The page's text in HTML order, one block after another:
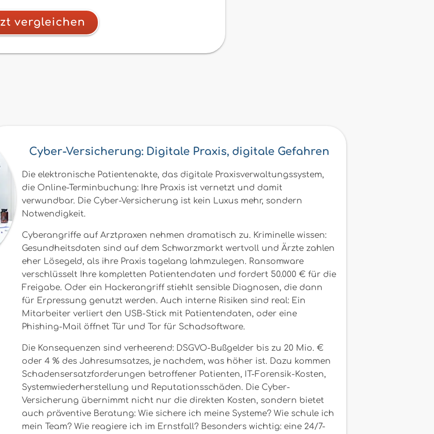
vergleichen
Cyber-Versicherung: Digitale Praxis, digitale Gefahren
Die elektronische Patientenakte, das digitale Praxisverwaltungssystem,
die Online-Terminbuchung: Ihre Praxis ist vernetzt und damit
verwundbar. Die Cyber-Versicherung ist kein Luxus mehr, sondern
Notwendigkeit.
Cyberangriffe auf Arztpraxen nehmen dramatisch zu. Kriminelle wissen:
Gesundheitsdaten sind auf dem Schwarzmarkt wertvoll und Ärzte zahlen
eher Lösegeld, als ihre Praxis tagelang lahmzulegen. Ransomware
verschlüsselt Ihre kompletten Patientendaten und fordert 50.000 € für die
Freigabe. Oder ein Hackerangriff stiehlt sensible Diagnosen, die dann
für Erpressung genutzt werden. Auch interne Risiken sind real: Ein
Mitarbeiter verliert den USB-Stick mit Patientendaten, oder eine
Phishing-Mail öffnet Tür und Tor für Schadsoftware.
Die Konsequenzen sind verheerend: DSGVO-Bußgelder bis zu 20 Mio. €
oder 4 % des Jahresumsatzes, je nachdem, was höher ist. Dazu kommen
Schadensersatzforderungen betroffener Patienten, IT-Forensik-Kosten,
Systemwiederherstellung und Reputationsschäden. Die Cyber-
Versicherung übernimmt nicht nur die direkten Kosten, sondern bietet
auch präventive Beratung: Wie sichere ich meine Systeme? Wie schule ich
mein Team? Wie reagiere ich im Ernstfall? Besonders wichtig: eine 24/7-